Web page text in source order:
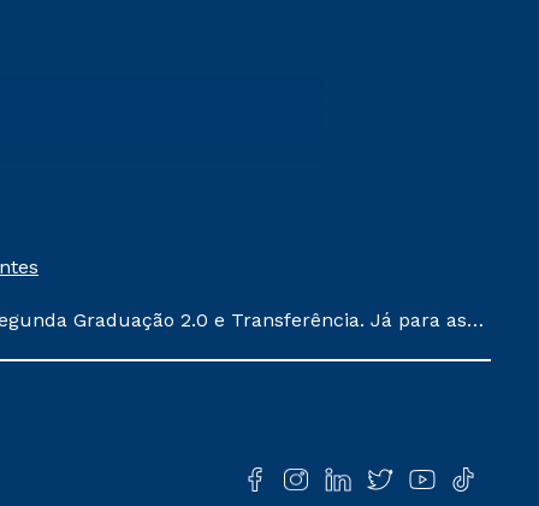
Graduação 2.0 e Transferência. Já para as